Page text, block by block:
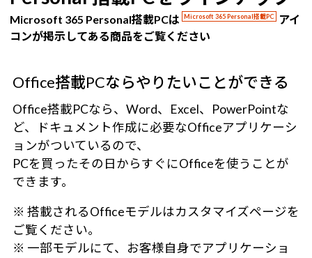
Microsoft 365 Personal搭載PCは Microsoft 365 Personal搭載PC
アイ
コンが掲示してある商品をご覧ください
Office搭載PCならやりたいことができる
Office搭載PCなら、Word、Excel、PowerPointな
ど、ドキュメント作成に必要なOfficeアプリケーシ
ョンがついているので、
PCを買ったその日からすぐにOfficeを使うことが
できます。
※ 搭載されるOfficeモデルはカスタマイズページを
ご覧ください。
※ 一部モデルにて、お客様自身でアプリケーショ